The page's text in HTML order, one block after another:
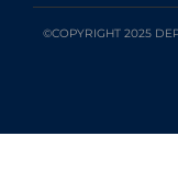
©COPYRIGHT 2025